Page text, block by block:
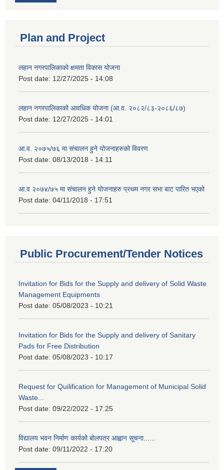
Plan and Project
लहान नगरपालिकाको क्षमता विकास योजना
Post date: 12/27/2025 - 14:08
लहान नगरपालिकाको आवधिक योजना (आ.व. २०८२/८३-२०८६/८७)
Post date: 12/27/2025 - 14:01
आ.व. २०७५/७६ मा संचालन हुने योजनाहरुको विवरण
Post date: 08/13/2018 - 14:11
आ.व २०७४/७५ मा संचालन हुने योजनाहरु प्रथम नगर सभा बाट पारित भएको
Post date: 04/11/2018 - 17:51
Public Procurement/Tender Notices
Invitation for Bids for the Supply and delivery of Solid Waste
Management Equipments
Post date: 05/08/2023 - 10:21
Invitation for Bids for the Supply and delivery of Sanitary
Pads for Free Distribution
Post date: 05/08/2023 - 10:17
Request for Quilification for Management of Municipal Solid
Waste...
Post date: 09/22/2022 - 17:25
विद्यालय भवन निर्माण कार्यको बोलपत्र आह्वान सूचना......
Post date: 09/11/2022 - 17:20